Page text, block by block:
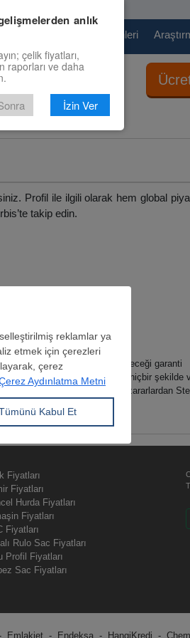
Fiyat Tahminleri
Profil ile ilgili olarak hem global
takip edin.
doğruluğu ve değişmeyeceği garanti
İfade edilen görüşler hiçbir şekilde
dolayı doğabilecek zararlardan
kurunuz.
Fiyatları
Fiyatları
Hurda Fiyatları
Fiyatları
Fiyatları
Rulo Sac Fiyatları
Profil Fiyatları
Sac Fiyatları
Emlakjet - Endeksa - HangiKredi -
anlık
çelik fiyatları,
raporları ve daha
İzin Ver